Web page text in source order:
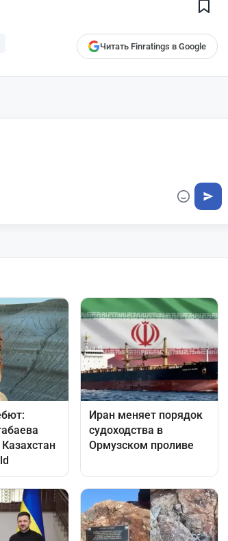
Читать Finratings в Google